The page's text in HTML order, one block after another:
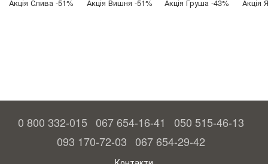
Акція Слива -51% Акція Вишня -51% Акція Груша -43% Акція
0 800 332-015 067 654-16-41
050 515-46-13
093 170-72-03 067 654-29-42